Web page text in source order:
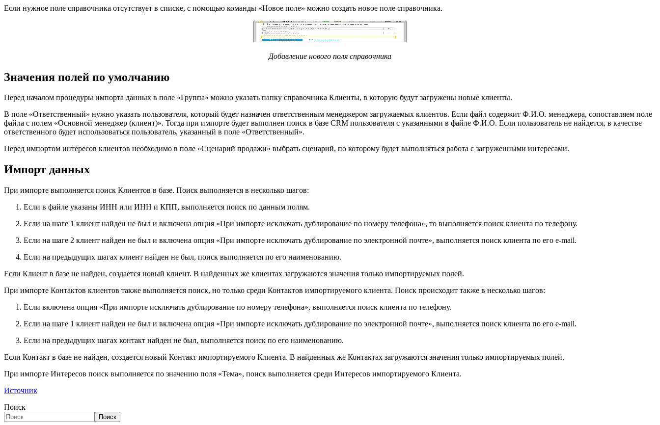
Если нужное поле справочника отсутствует в списке, с помощью команды «Новое поле» можно создать новое поле справочника.
Добавление нового поля справочника
Значения полей по умолчанию
Перед началом процедуры импорта данных в поле «Группа» можно указать папку справочника Клиенты, в которую будут загружены новые клиенты.
В поле «Ответственный» нужно указать пользователя, который будет назначен ответственным менеджером загружаемых клиентов. Если файл содержит Ф.И.О. менеджера, сопоставляем поле
файла с полем «Основной менеджер (клиент)». Тогда при импорте будет выполнен поиск в базе CRM пользователя с указанными в файле Ф.И.О. Если пользователь не найдется, в качестве
ответственного будет использоваться пользователь, указанный в поле «Ответственный».
Перед импортом интересов клиентов необходимо в поле «Сценарий продажи» выбрать сценарий, по которому будет выполняться работа с загруженными интересами.
Импорт данных
При импорте выполняется поиск Клиентов в базе. Поиск выполняется в несколько шагов:
Если в файле указаны ИНН или ИНН и КПП, выполняется поиск по данным полям.
Если на шаге 1 клиент найден не был и включена опция «При импорте исключать дублирование по номеру телефона», то выполняется поиск клиента по телефону.
Если на шаге 2 клиент найден не был и включена опция «При импорте исключать дублирование по электронной почте», выполняется поиск клиента по его e-mail.
Если на предыдущих шагах клиент найден не был, поиск выполняется по его наименованию.
Если Клиент в базе не найден, создается новый клиент. В найденных же клиентах загружаются значения только импортируемых полей.
При импорте Контактов клиентов также выполняется поиск, но только среди Контактов импортируемого клиента. Поиск происходит также в несколько шагов:
Если включена опция «При импорте исключать дублирование по номеру телефона», выполняется поиск клиента по телефону.
Если на шаге 1 клиент найден не был и включена опция «При импорте исключать дублирование по электронной почте», выполняется поиск клиента по его e-mail.
Если на предыдущих шагах контакт найден не был, выполняется поиск по его наименованию.
Если Контакт в базе не найден, создается новый Контакт импортируемого Клиента. В найденных же Контактах загружаются значения только импортируемых полей.
При импорте Интересов поиск выполняется по значению поля «Тема», поиск выполняется среди Интересов импортируемого Клиента.
Источник
Поиск
Поиск